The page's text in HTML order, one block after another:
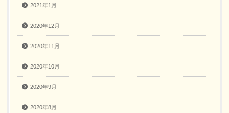
2021年1月
2020年12月
2020年11月
2020年10月
2020年9月
2020年8月